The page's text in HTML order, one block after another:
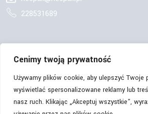
Cenimy twoją prywatność
Używamy plików cookie, aby ulepszyć Twoje
wyświetlać spersonalizowane reklamy lub
nasz ruch. Klikając „Akceptuj wszystkie”,
228531689
OBSERWUJ NAS: